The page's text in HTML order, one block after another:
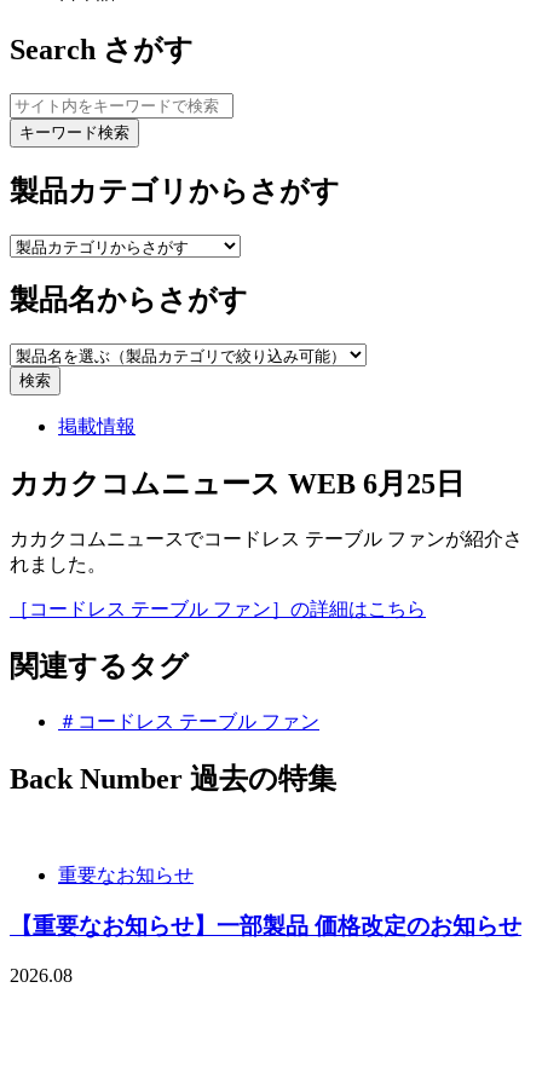
Search さがす
キーワード検索
製品カテゴリからさがす
製品名からさがす
検索
掲載情報
カカクコムニュース WEB 6月25日
カカクコムニュースでコードレス テーブル ファンが紹介さ
れました。
［コードレス テーブル ファン］の詳細はこちら
関連するタグ
＃コードレス テーブル ファン
Back Number 過去の特集
重要なお知らせ
【重要なお知らせ】一部製品 価格改定のお知らせ
2026.08